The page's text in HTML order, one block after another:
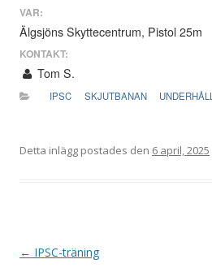
VAR:
Älgsjöns Skyttecentrum, Pistol 25m
KONTAKT:
Tom S.
IPSC SKJUTBANAN UNDERHÅLL
Detta inlägg postades den 6 april, 2025
I← IPSC-träning